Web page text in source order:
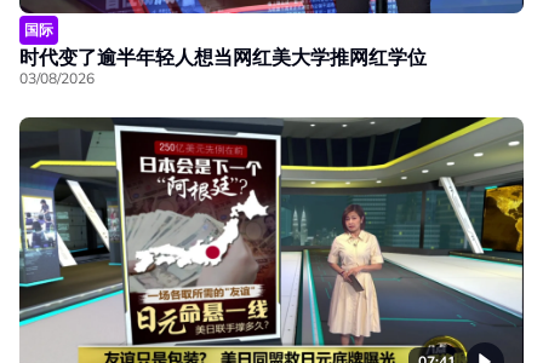
国际
时代变了逾半年轻人想当网红美大学推网红学位
03/08/2026